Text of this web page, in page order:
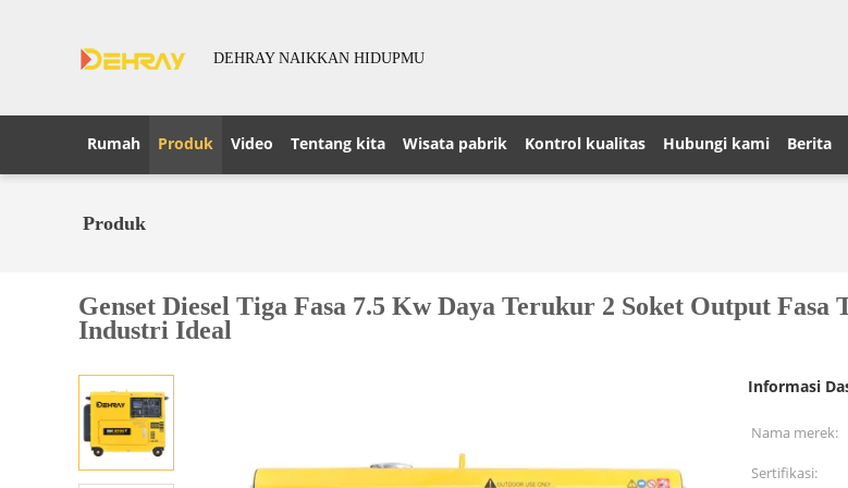
DEHRAY NAIKKAN HIDUPMU
Rumah Produk Video Tentang kita Wisata pabrik Kontrol kualitas Hubungi kami Berita
Produk
Genset Diesel Tiga Fasa 7.5 Kw Daya Terukur 2 Soket Output
Industri Ideal
Informasi
Nama merek:
Sertifikasi: